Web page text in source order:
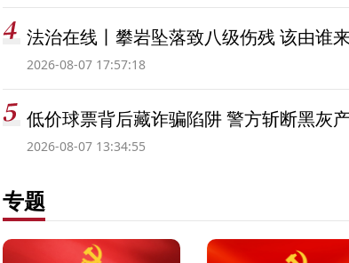
法治在线丨攀岩坠落致八级伤残 该由谁
2026-08-07 17:57:18
低价球票背后藏诈骗陷阱 警方斩断黑灰
2026-08-07 13:34:55
专题